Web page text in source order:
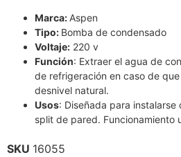
Marca: Aspen
Tipo: Bomba de condensado
Voltaje: 220 v
Función: Extraer el agua de
de refrigeración en caso de
desnivel natural.
Usos: Diseñada para
split de pared. Funcionamiento
SKU 16055